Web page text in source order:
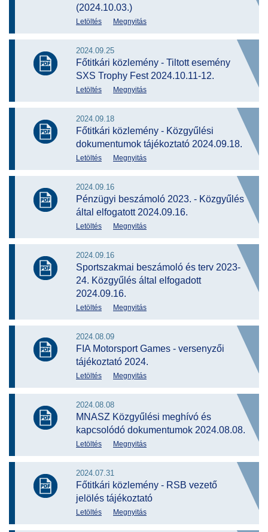
(2024.10.03.)
Letöltés Megnyitás
2024.09.25
Főtitkári közlemény - Tiltott esemény
SXS Trophy Fest 2024.10.11-12.
Letöltés Megnyitás
2024.09.18
Főtitkári közlemény - Közgyűlési
dokumentumok tájékoztató 2024.09.18.
Letöltés Megnyitás
2024.09.16
Pénzügyi beszámoló 2023. - Közgyűlés
által elfogatott 2024.09.16.
Letöltés Megnyitás
2024.09.16
Sportszakmai beszámoló és terv 2023-
24. Közgyűlés által elfogadott
2024.09.16.
Letöltés Megnyitás
2024.08.09
FIA Motorsport Games - versenyzői
tájékoztató 2024.
Letöltés Megnyitás
2024.08.08
MNASZ Közgyűlési meghívó és
kapcsolódó dokumentumok 2024.08.08.
Letöltés Megnyitás
2024.07.31
Főtitkári közlemény - RSB vezető
jelölés tájékoztató
Letöltés Megnyitás